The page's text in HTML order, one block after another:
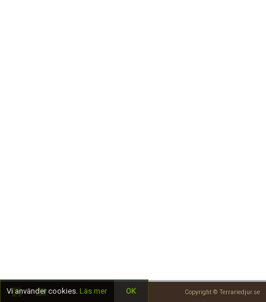
Copyright © Terrariedjur.se
Vi använder cookies. Läs mer OK